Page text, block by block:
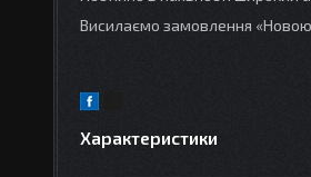
Висилаємо замовлення
Характеристики